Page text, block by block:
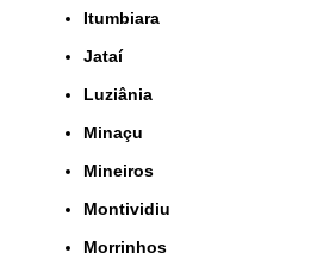
Itumbiara
Jataí
Luziânia
Minaçu
Mineiros
Montividiu
Morrinhos